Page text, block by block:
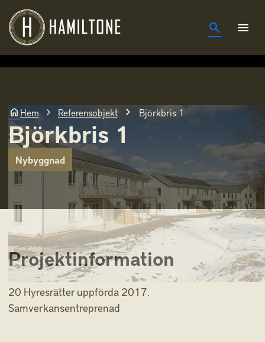
search menu
home Hem chevron_right Referensobjekt chevron_right Björkbris 1
Björkbris 1
Nybyggnad
Projektinformation
20 Hyresrätter uppförda 2017.
Samverkansentreprenad